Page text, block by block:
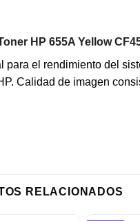
HP 655A Yellow
para el rendimiento del
Calidad de imagen
RELACIONADOS